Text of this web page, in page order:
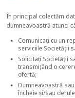
În principal colectăm
dumneavoastră atunci
Comunicați cu un
serviciile Societății
Solicitați Societății
transmițând o
ofertă;
Dumneavoastră
încheie și/sau